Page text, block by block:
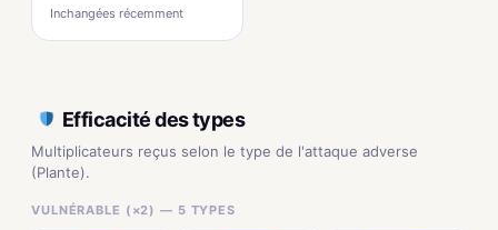
Inchangées récemment
Efficacité des types
Multiplicateurs reçus selon le type de l'attaque adverse
(Plante).
VULNÉRABLE (×2) — 5 TYPES